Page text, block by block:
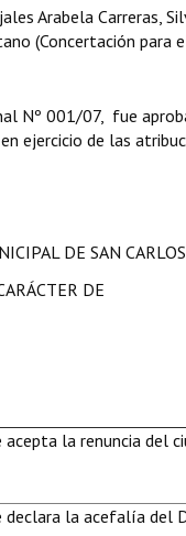
Arabela Carreras,
(Concertación para
Nº 001/07, fue
ejercicio de las
DE SAN
DE
acepta la renuncia del
declara la acefalía del